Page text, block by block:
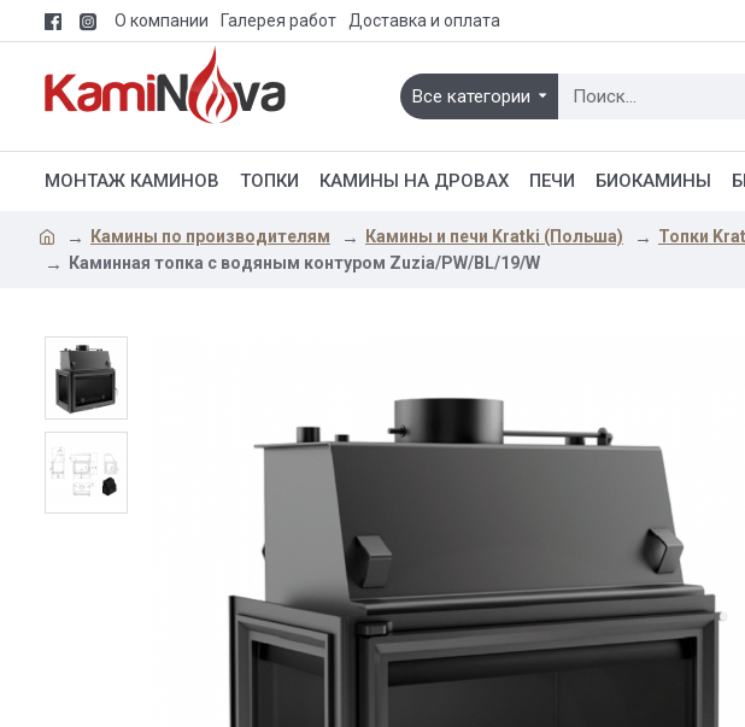
О компании Галерея работ Доставка и оплата
Все категории
МОНТАЖ КАМИНОВ ТОПКИ КАМИНЫ НА ДРОВАХ ПЕЧИ БИОКАМИНЫ
Камины по производителям Камины и печи Kratki (Польша) Топки
Каминная топка с водяным контуром Zuzia/PW/BL/19/W